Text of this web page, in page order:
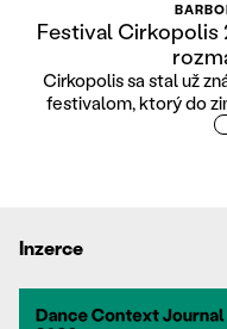
Festival Cirkopolis
Cirkopolis sa stal už
festivalom, ktorý do
Inzerce